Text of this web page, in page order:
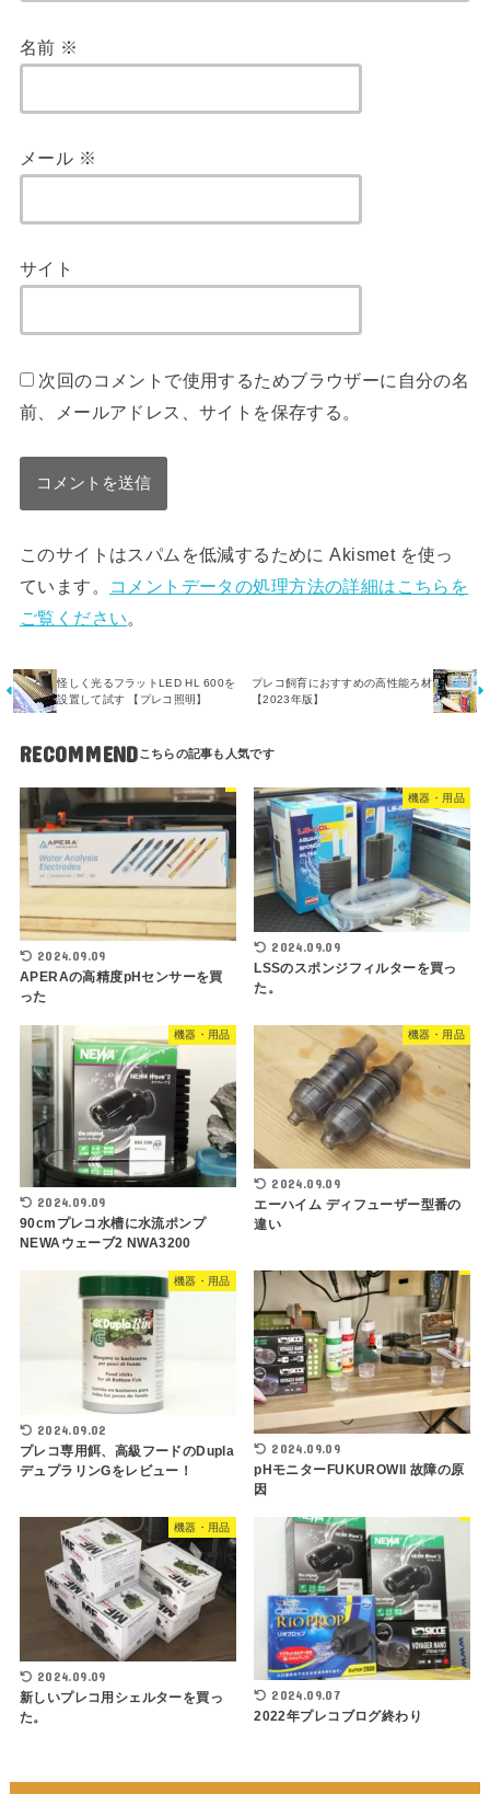
名前 ※
メール ※
サイト
次回のコメントで使用するためブラウザーに自分の名
前、メールアドレス、サイトを保存する。
このサイトはスパムを低減するために Akismet を使っ
ています。
コメントデータの処理方法の詳細はこちらを
ご覧ください。
怪しく光るフラットLED HL 600を
設置して試す 【プレコ照明】
プレコ飼育におすすめの高性能ろ材
【2023年版】
RECOMMEND
2024.09.09
APERAの高精度pHセンサーを買
った
機器・用品
2024.09.09
LSSのスポンジフィルターを買っ
た。
機器・用品
2024.09.09
90cmプレコ水槽に水流ポンプ
NEWAウェーブ2 NWA3200
機器・用品
2024.09.09
エーハイム ディフューザー型番の
違い
機器・用品
2024.09.02
プレコ専用餌、高級フードのDupla
デュプラリンGをレビュー！
2024.09.09
pHモニターFUKUROWII 故障の原
因
機器・用品
2024.09.09
新しいプレコ用シェルターを買っ
た。
2024.09.07
2022年プレコブログ終わり